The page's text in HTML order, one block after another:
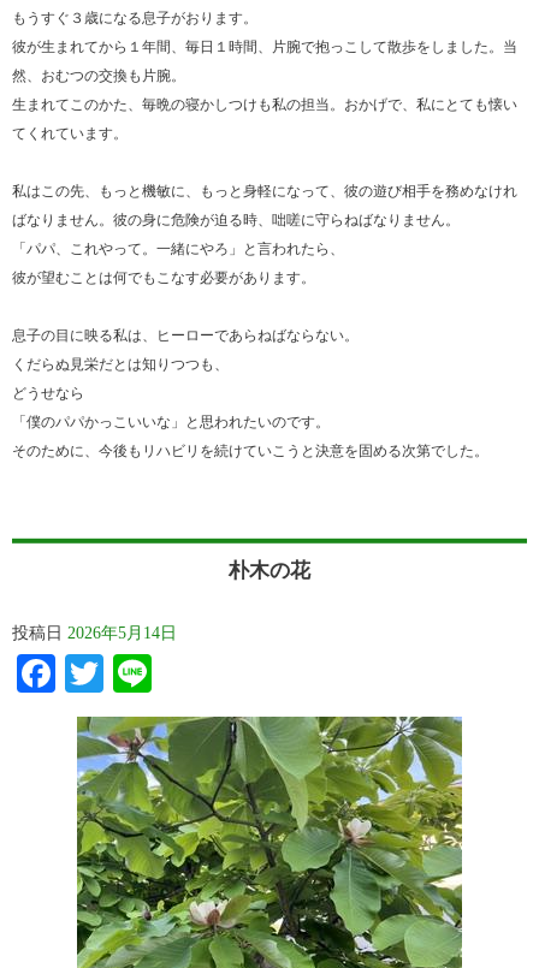
もうすぐ３歳になる息子がおります。
彼が生まれてから１年間、毎日１時間、片腕で抱っこして散歩をしました。当
然、おむつの交換も片腕。
生まれてこのかた、毎晩の寝かしつけも私の担当。おかげで、私にとても懐い
てくれています。
私はこの先、もっと機敏に、もっと身軽になって、彼の遊び相手を務めなけれ
ばなりません。彼の身に危険が迫る時、咄嗟に守らねばなりません。
「パパ、これやって。一緒にやろ」と言われたら、
彼が望むことは何でもこなす必要があります。
息子の目に映る私は、ヒーローであらねばならない。
くだらぬ見栄だとは知りつつも、
どうせなら
「僕のパパかっこいいな」と思われたいのです。
そのために、今後もリハビリを続けていこうと決意を固める次第でした。
朴木の花
投稿日 2026年5月14日
Facebook
Twitter